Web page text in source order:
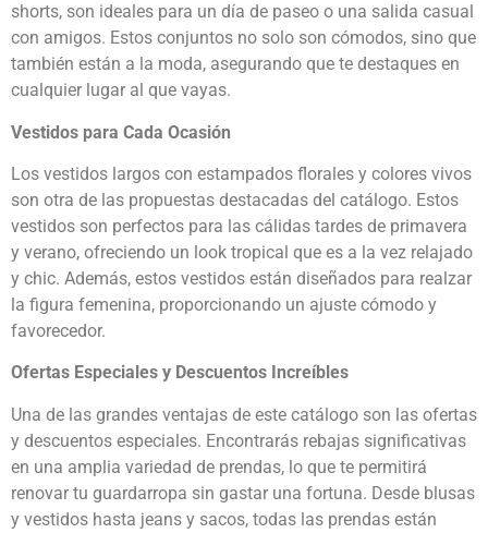
shorts, son ideales para un día de paseo o una salida casual
con amigos. Estos conjuntos no solo son cómodos, sino que
también están a la moda, asegurando que te destaques en
cualquier lugar al que vayas.
Vestidos para Cada Ocasión
Los vestidos largos con estampados florales y colores vivos
son otra de las propuestas destacadas del catálogo. Estos
vestidos son perfectos para las cálidas tardes de primavera
y verano, ofreciendo un look tropical que es a la vez relajado
y chic. Además, estos vestidos están diseñados para realzar
la figura femenina, proporcionando un ajuste cómodo y
favorecedor.
Ofertas Especiales y Descuentos Increíbles
Una de las grandes ventajas de este catálogo son las ofertas
y descuentos especiales. Encontrarás rebajas significativas
en una amplia variedad de prendas, lo que te permitirá
renovar tu guardarropa sin gastar una fortuna. Desde blusas
y vestidos hasta jeans y sacos, todas las prendas están